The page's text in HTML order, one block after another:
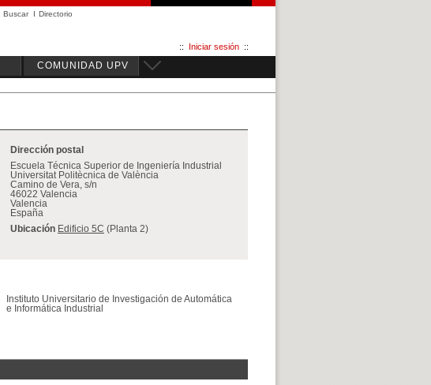
Buscar I Directorio
:: Iniciar sesión ::
COMUNIDAD UPV
Dirección postal
Escuela Técnica Superior de Ingeniería Industrial
Universitat Politècnica de València
Camino de Vera, s/n
46022 Valencia
Valencia
España
Ubicación Edificio 5C (Planta 2)
Instituto Universitario de Investigación de Automática
e Informática Industrial